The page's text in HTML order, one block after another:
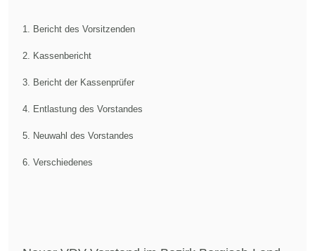
1. Bericht des Vorsitzenden
2. Kassenbericht
3. Bericht der Kassenprüfer
4. Entlastung des Vorstandes
5. Neuwahl des Vorstandes
6. Verschiedenes